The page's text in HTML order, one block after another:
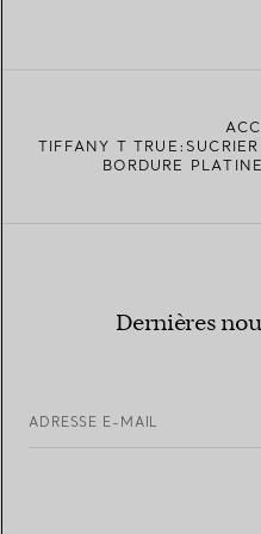
TIFFANY T
BORDURE
Dernières
ADRESSE E-MAIL